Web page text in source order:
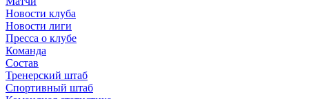
Новости клуба
Новости лиги
Пресса о клубе
Команда
Состав
Тренерский штаб
Спортивный штаб